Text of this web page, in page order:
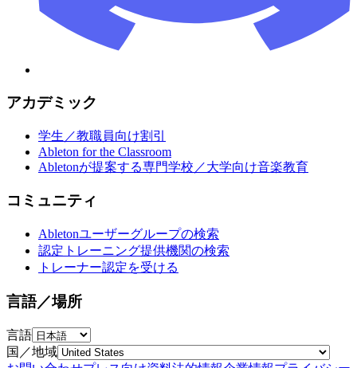
アカデミック
学生／教職員向け割引
Ableton for the Classroom
Abletonが提案する専門学校／大学向け音楽教育
コミュニティ
Abletonユーザーグループの検索
認定トレーニング提供機関の検索
トレーナー認定を受ける
言語／場所
言語
国／地域